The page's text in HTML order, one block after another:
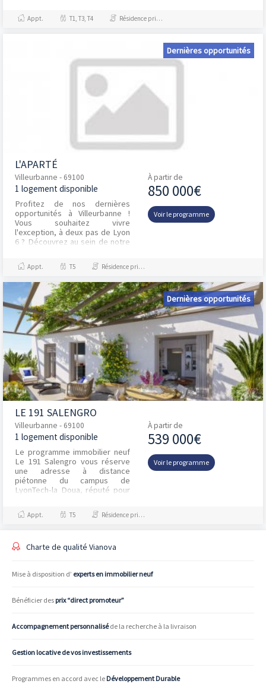
de la RE2020 situées à 5 min à
p... Appt. T1, T3, T4 Résidence principale / PTZ, Investissement et Défiscalisation
Dernières opportunités
L'APARTÉ
Villeurbanne - 69100
1 logement disponible
Profitez de nos dernières
opportunités à Villeurbanne !
Vous souhaitez vivre
l'exception, à deux pas de Lyon
6 ? Découvrez au sein de notre
derniers duplex de 4 piè...
À partir de
850 000€
Voir le programme
Appt. T5 Résidence principale / PTZ
Dernières opportunités
LE 191 SALENGRO
Villeurbanne - 69100
1 logement disponible
Le programme immobilier neuf
Le 191 Salengro vous réserve
une adresse à distance
piétonne du campus de
LyonTech-la Doua, réputé pour
scientifique. Quartier très...
À partir de
539 000€
Voir le programme
Appt. T5 Résidence principale / PTZ
Charte de qualité Vianova
Mise à disposition d’ experts en immobilier neuf
Bénéficier des prix “direct promoteur”
Accompagnement personnaliséde la recherche à la livraison
Gestion locative de vos investissements
Programmes en accord avec le Développement Durable